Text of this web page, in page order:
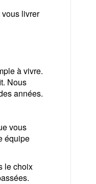
livrer
à vivre.
Nous
années.
vous
équipe
le choix